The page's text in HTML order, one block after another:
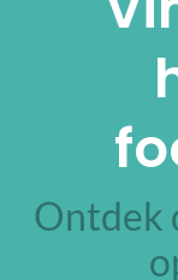
Ontdek